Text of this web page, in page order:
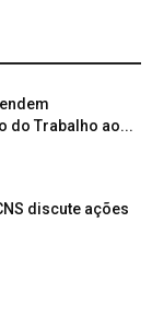
do Trabalho ao...
discute ações